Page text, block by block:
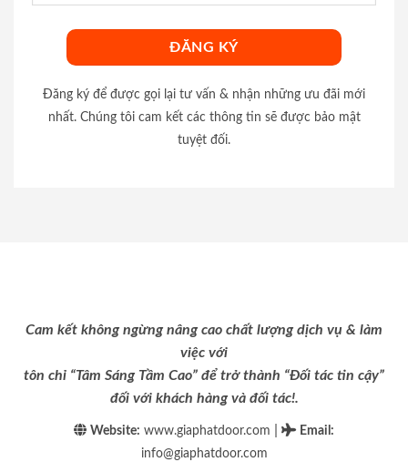
Đăng ký để được gọi lại tư vấn & nhận những ưu đãi mới
nhất. Chúng tôi cam kết các thông tin sẽ được bảo mật
tuyệt đối.
Cam kết không ngừng nâng cao chất lượng dịch vụ & làm
việc với
tôn chỉ “Tâm Sáng Tầm Cao” để trở thành “Đối tác tin cậy”
đối với khách hàng và đối tác!.
Website: www.giaphatdoor.com Email :
info@giaphatdoor.com